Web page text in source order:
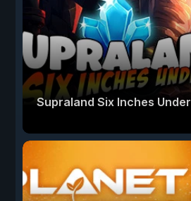
Supraland Six Inches Under